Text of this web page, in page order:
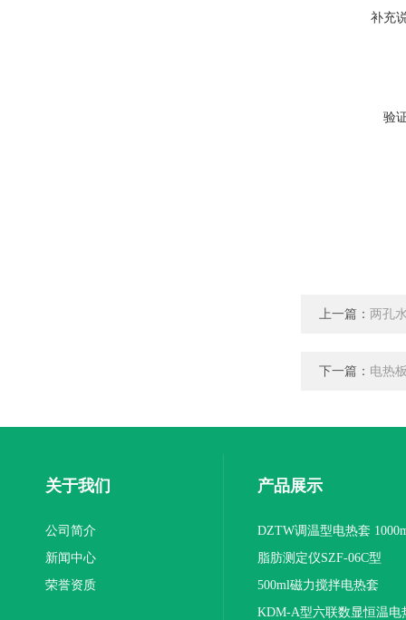
补充
验
上一篇： 两孔
下一篇： 电热
关于我们
公司简介
新闻中心
荣誉资质
产品展示
DZTW调温型电热套
联
脂肪测定仪SZF-06C型
500ml磁力搅拌电热套
KDM-A型六联数显恒温电